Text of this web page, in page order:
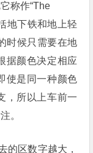
称作“The
地下铁和地上轻
时候只需要在地
据颜色决定相应
使是同一种颜色
，所以上车前一
。
的区数字越大，